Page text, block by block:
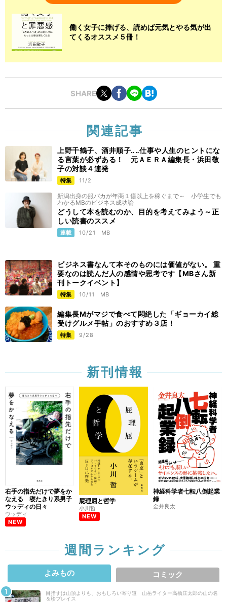
働く女子に捧げる、読めば元気とやる気が出
てくるオススメ５冊！
SHARE
関連記事
上野千鶴子、酒井順子‥‥仕事や人生のヒントにな
る言葉が必ずある！ 元ＡＥＲＡ編集長・浜田敬
子の対談４連発
特集 11/2
新潟出身の服バカが年商１億以上を稼ぐまで～ 小学生でも
わかるMBのビジネス成功論
どうして本を読むのか、目的を考えてみよう～正
しい読書のススメ
連載 10/21 MB
ビジネス書なんて本そのものには価値がない。 重
要なのは読んだ人の感情や思考です【MBさん新
刊トークイベント】
特集 10/11 MB
編集長Mがマジで食べて悶絶した「ギョーカイ総
受けグルメ手帖」のおすすめ３店！
特集 9/28
新刊情報
右手の指先だけで夢をか
なえる 寝たきり系男子
ウッディの日々
ウッディ
NEW
屁理屈と哲学
小川哲
NEW
神経科学者七転八倒起業
録
金井良太
週間ランキング
よみもの コミック
目指すは山頂よりも、おもしろい寄り道 山岳ライター高橋庄太郎の山の名
＆珍プレイス